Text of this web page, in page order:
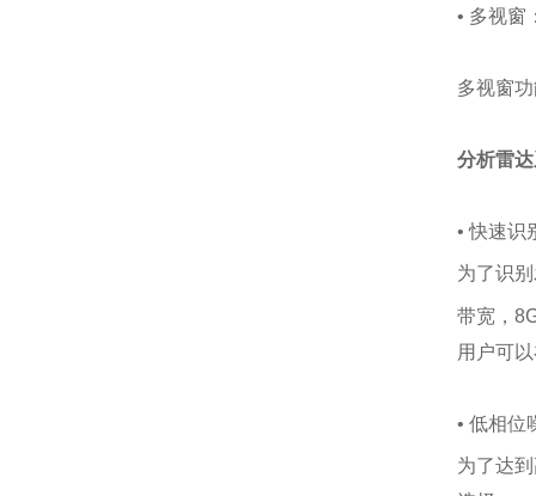
• 多视窗
多视窗
分析雷
• 快速识
为了识
带宽，
用户可
• 低相位
为了达